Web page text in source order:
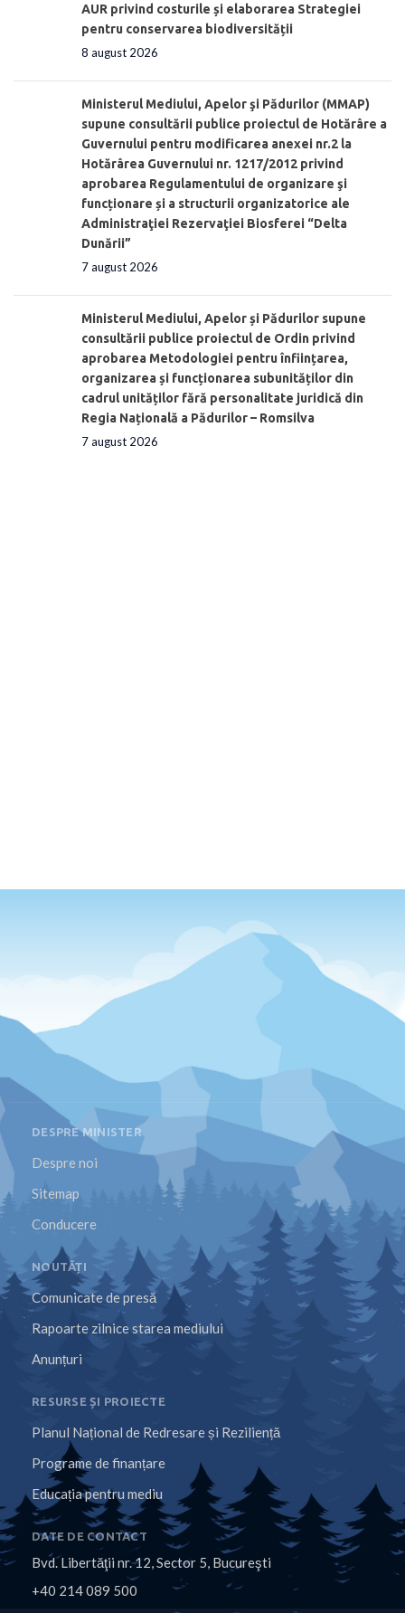
AUR privind costurile și elaborarea Strategiei
pentru conservarea biodiversității
8 august 2026
Ministerul Mediului, Apelor şi Pădurilor (MMAP)
supune consultării publice proiectul de Hotărâre a
Guvernului pentru modificarea anexei nr.2 la
Hotărârea Guvernului nr. 1217/2012 privind
aprobarea Regulamentului de organizare şi
funcționare și a structurii organizatorice ale
Administraţiei Rezervaţiei Biosferei “Delta
Dunării”
7 august 2026
Ministerul Mediului, Apelor și Pădurilor supune
consultării publice proiectul de Ordin privind
aprobarea Metodologiei pentru înființarea,
organizarea și funcționarea subunităților din
cadrul unităților fără personalitate juridică din
Regia Națională a Pădurilor – Romsilva
7 august 2026
DESPRE MINISTER
Despre noi
Sitemap
Conducere
NOUTĂȚI
Comunicate de presă
Rapoarte zilnice starea mediului
Anunțuri
RESURSE ȘI PROIECTE
Planul Național de Redresare și Reziliență
Programe de finanțare
Educația pentru mediu
DATE DE CONTACT
Bvd. Libertăţii nr. 12, Sector 5, Bucureşti
+40 214 089 500